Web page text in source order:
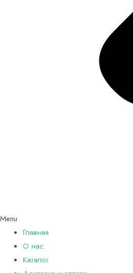
Menu
Главная
О нас
Каталог